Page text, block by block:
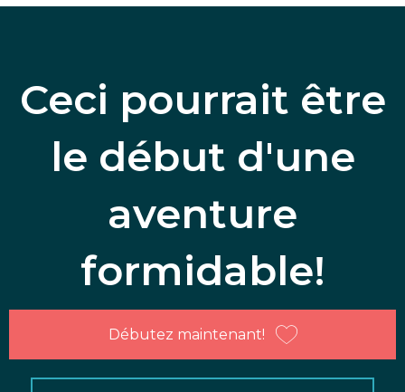
Ceci pourrait être
le début d'une
aventure
formidable!
Débutez maintenant!